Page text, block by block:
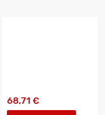
68,71 €